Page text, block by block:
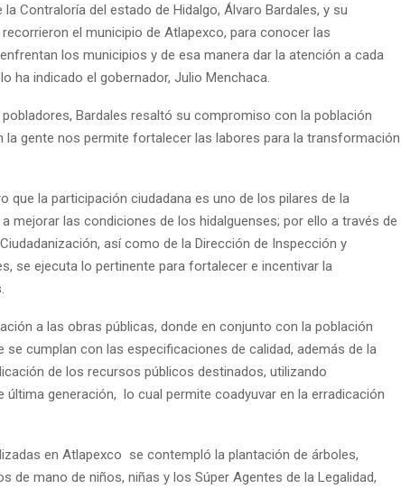
Contraloría del estado de Hidalgo, Álvaro Bardales, y su
el municipio de Atlapexco, para conocer las
los municipios y de esa manera dar la atención a cada
ha indicado el gobernador, Julio Menchaca.
Bardales resaltó su compromiso con la población
la gente nos permite fortalecer las labores para la transformación
que la participación ciudadana es uno de los pilares de la
mejorar las condiciones de los hidalguenses; por ello a través de
así como de la Dirección de Inspección y
se ejecuta lo pertinente para fortalecer e incentivar la
a las obras públicas, donde en conjunto con la población
se cumplan con las especificaciones de calidad, además de la
de los recursos públicos destinados, utilizando
última generación, lo cual permite coadyuvar en la erradicación
en Atlapexco se contempló la plantación de árboles,
de mano de niños, niñas y los Súper Agentes de la Legalidad,